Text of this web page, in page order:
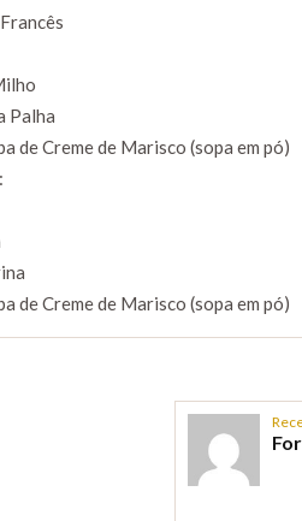
Palha
de Creme de Marisco (sopa em pó)
de Creme de Marisco (sopa em pó)